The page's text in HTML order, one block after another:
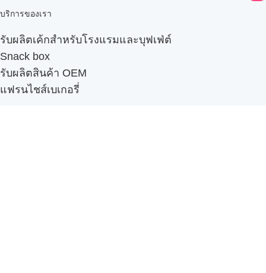
บริการของเรา
รับผลิตเค้กสำหรับโรงแรมและบุฟเฟ่ต์
Snack box
รับผลิตสินค้า OEM
แฟรนไชส์เบเกอรี่